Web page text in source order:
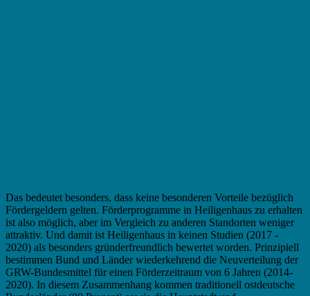
Das bedeutet besonders, dass keine besonderen Vorteile bezüglich
Fördergeldern gelten. Förderprogramme in Heiligenhaus zu erhalten
ist also möglich, aber im Vergleich zu anderen Standorten weniger
attraktiv. Und damit ist Heiligenhaus in keinen Studien (2017 -
2020) als besonders gründerfreundlich bewertet worden. Prinzipiell
bestimmen Bund und Länder wiederkehrend die Neuverteilung der
GRW-Bundesmittel für einen Förderzeitraum von 6 Jahren (2014-
2020). In diesem Zusammenhang kommen traditionell ostdeutsche